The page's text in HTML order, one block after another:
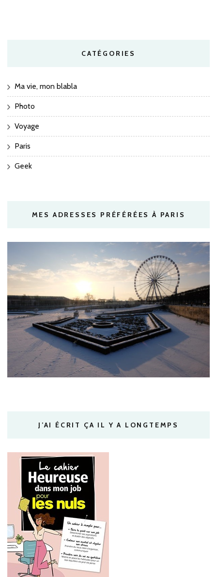
CATÉGORIES
Ma vie, mon blabla
Photo
Voyage
Paris
Geek
MES ADRESSES PRÉFÉRÉES À PARIS
J’AI ÉCRIT ÇA IL Y A LONGTEMPS